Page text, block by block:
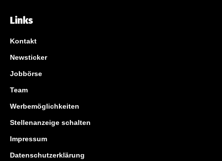
Links
Kontakt
Newsticker
Jobbörse
Team
Werbemöglichkeiten
Stellenanzeige schalten
Impressum
Datenschutzerklärung